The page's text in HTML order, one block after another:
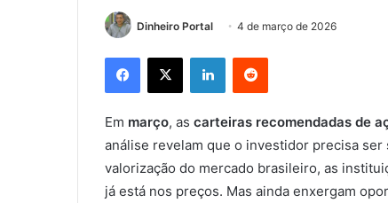
Dinheiro Portal 4 de março de 2026
Facebook
X LinkedinReddit
Em março, as carteiras recomendadas de
análise revelam que o investidor precisa
valorização do mercado brasileiro, as
já está nos preços. Mas ainda enxergam